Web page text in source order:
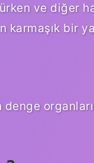
ve diğer
karmaşık bir